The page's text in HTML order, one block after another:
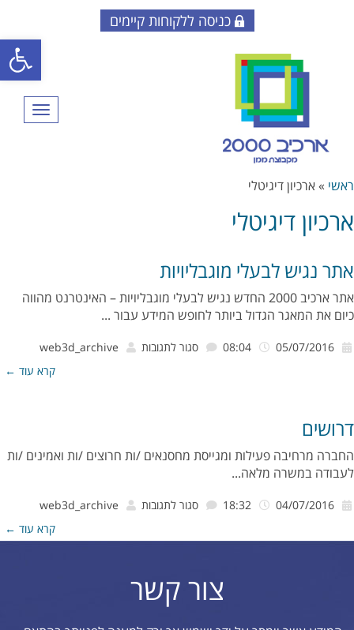
פתח
כניסה ללקוחות קיימים
תפריט
ראשי »ארכיון דיגיטלי
ארכיון דיגיטלי
אתר נגיש לבעלי מוגבליויות
אתר ארכיב 2000 החדש נגיש לבעלי מוגבליויות – האינטרנט מהווה
כיום את המאגר הגדול ביותר לחופש המידע עבור ...
סגור לתגובות על
web3d_archive
קרא עוד ←
דרושים
החברה מרחיבה פעילות ומגייסת מחסנאים /ות חרוצים /ות ואמינים /ות
לעבודה במשרה מלאה...
סגור לתגובות על
web3d_archive
קרא עוד ←
צור קשר